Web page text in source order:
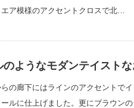
ア模様のアクセントクロスで北…
のようなモダンテイスト
の廊下にはラインのアクセントで
ルに仕上げました。更にブラウン